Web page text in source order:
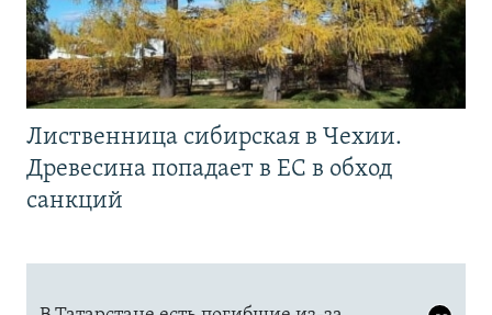
Лиственница сибирская в Чехии.
Древесина попадает в ЕС в обход
санкций